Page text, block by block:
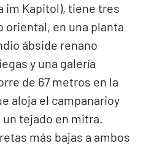
im Kapitol), tiene tres
oriental, en una planta
ábside renano
y una galería
de 67 metros en la
aloja el campanarioy
tejado en mitra.
más bajas a ambos